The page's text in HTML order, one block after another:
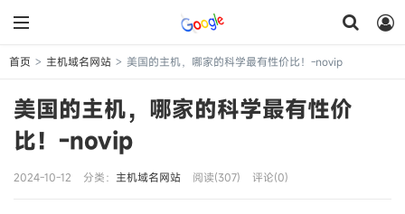
首页 > 主机域名网站 > 美国的主机，哪家的科学最有性价比！-novip
美国的主机，哪家的科学最有性价
比！-novip
2024-10-12 分类： 主机域名网站 阅读(307) 评论(0)